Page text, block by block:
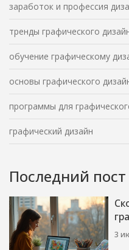
заработок и профессия
тренды графического
обучение графическому
основы графического
программы для
графический дизайн
Последний пост
и
3